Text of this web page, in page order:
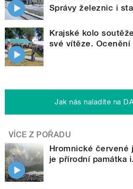
Správy železnic i
Krajské kolo
své vítěze.
Jak nás naladíte na
VÍCE Z POŘADU
Hromnické červené
je přírodní památka